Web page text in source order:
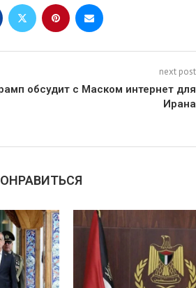
next post
обсудит с Маском интернет для
Ирана